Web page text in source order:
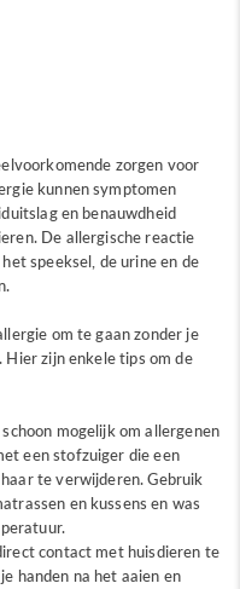
zorgen voor
kunnen symptomen
en benauwdheid
De allergische reactie
speeksel, de urine en de
om te gaan zonder je
zijn enkele tips om de
mogelijk om allergenen
een stofzuiger die een
te verwijderen. Gebruik
en kussens en was
contact met huisdieren te
handen na het aaien en